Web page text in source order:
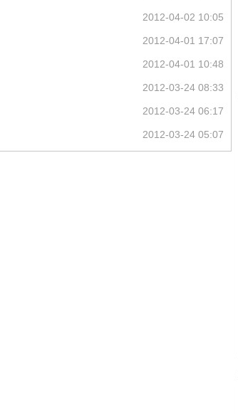
2012-04-02 10:05
2012-04-01 17:07
2012-04-01 10:48
2012-03-24 08:33
2012-03-24 06:17
2012-03-24 05:07